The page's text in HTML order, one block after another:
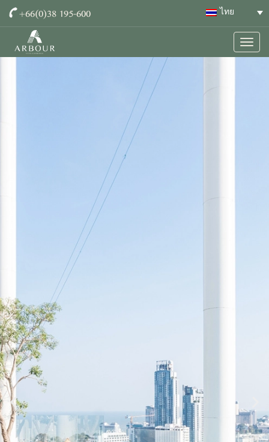
+66(0)38 195-600 ไทย